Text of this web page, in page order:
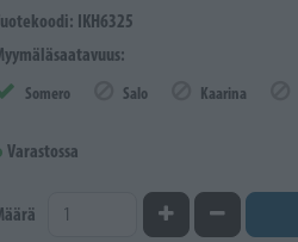
IKH6325
Somero Salo Kaarina
Varastossa
Kasvata määrääVähennä määrää